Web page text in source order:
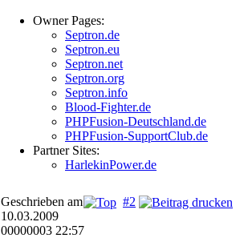
Owner Pages:
Septron.de
Septron.eu
Septron.net
Septron.org
Septron.info
Blood-Fighter.de
PHPFusion-Deutschland.de
PHPFusion-SupportClub.de
Partner Sites:
HarlekinPower.de
#2
Geschrieben am
10.03.2009
00000003 22:57